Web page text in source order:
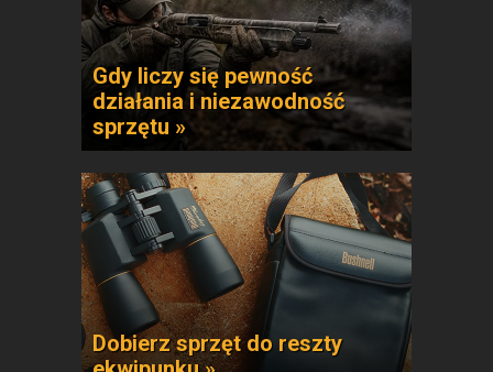
Gdy liczy się pewność
działania i niezawodność
sprzętu »
Dobierz sprzęt do reszty